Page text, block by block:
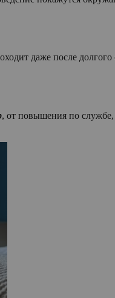
даже после
, от повышения по